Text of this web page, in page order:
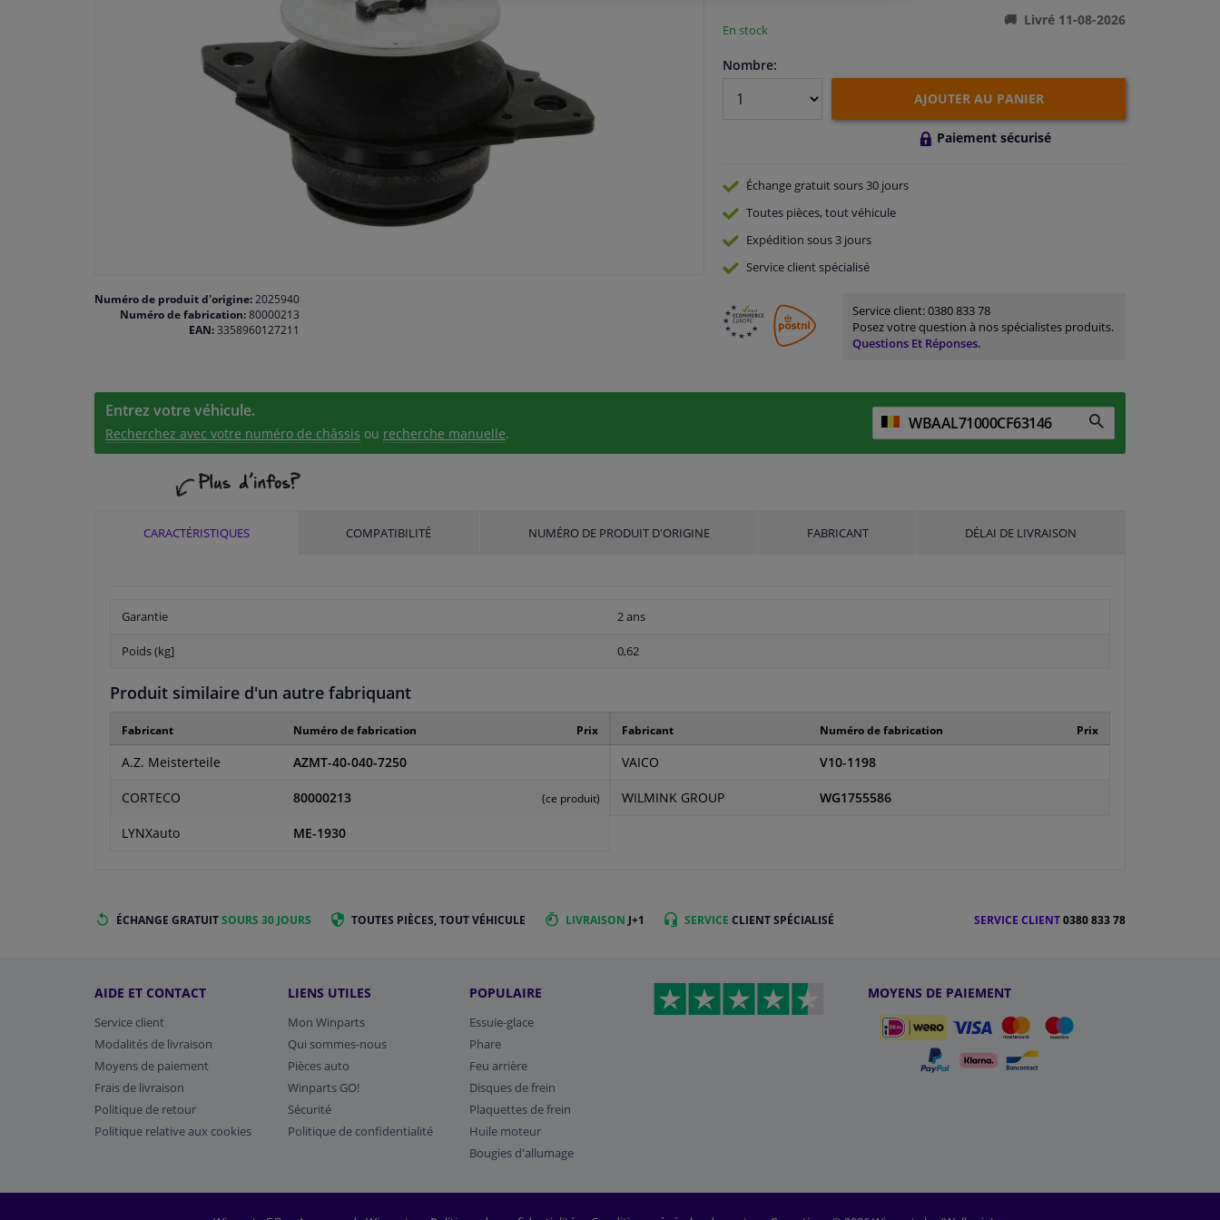
Numéro de produit d'origine:2025940
Numéro de fabrication:80000213
EAN:3358960127211
En stock
Livré 11-08-2026
Nombre:
AJOUTER AU PANIER
Paiement sécurisé
Échange gratuitsours 30 jours
Toutes pièces, tout véhicule
Expédition sous 3 jours
Serviceclient spécialisé
Service client:0380 833 78
Posez votre question à nos spécialistes produits.
Questions Et Réponses.
Entrez votre véhicule.
Recherchez avec votre numéro de châssis ou recherche manuelle.
CARACTÉRISTIQUES COMPATIBILITÉ NUMÉRO DE PRODUIT D'ORIGINE FABRICANT DÉLAI DE LIVRAISON
Garantie 2 ans
Poids (kg] 0,62
Produit similaire d'un autre fabriquant
Fabricant Numéro de fabrication Prix
A.Z. Meisterteile AZMT-40-040-7250
CORTECO 80000213 (ce produit)
LYNXauto ME-1930
Fabricant Numéro de fabrication Prix
VAICO V10-1198
WILMINK GROUP WG1755586
ÉCHANGE GRATUITSOURS 30 JOURS TOUTES PIÈCES, TOUT VÉHICULE LIVRAISON J+1 SERVICE CLIENT SPÉCIALISÉ SERVICE CLIENT0380 833 78
AIDE ET CONTACT
Service client
Modalités de livraison
Moyens de paiement
Frais de livraison
Politique de retour
Politique relative aux cookies
LIENS UTILES
Mon Winparts
Qui sommes-nous
Pièces auto
Winparts GO!
Sécurité
Politique de confidentialité
POPULAIRE
Essuie-glace
Phare
Feu arrière
Disques de frein
Plaquettes de frein
Huile moteur
Bougies d'allumage
MOYENS DE PAIEMENT